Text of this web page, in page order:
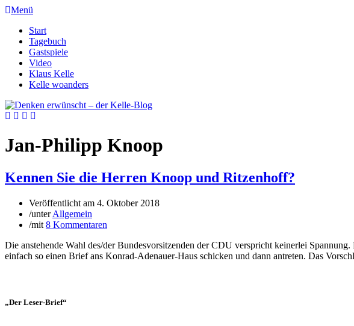
Menü
Start
Tagebuch
Gastspiele
Video
Klaus Kelle
Kelle woanders
Jan-Philipp Knoop
Kennen Sie die Herren Knoop und Ritzenhoff?
Veröffentlicht am 4. Oktober 2018
/unterAllgemein
/mit 8 Kommentaren
Die anstehende Wahl des/der Bundesvorsitzenden der CDU verspricht keinerlei
einfach so einen Brief ans Konrad-Adenauer-Haus schicken und dann antreten. Das
„Der Leser-Brief“